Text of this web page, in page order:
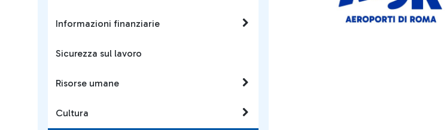
Informazioni finanziarie
Sicurezza sul lavoro
Risorse umane
Cultura